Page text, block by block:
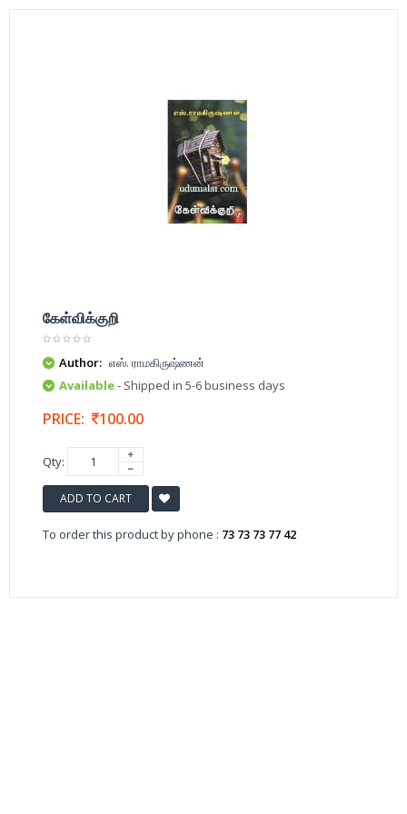
கேள்விக்குறி
Author: எஸ். ராமகிருஷ்ணன்
Available- Shipped in 5-6 business days
PRICE: 100.00
Qty:
ADD TO CART
To order this product by phone : 73 73 73 77 42